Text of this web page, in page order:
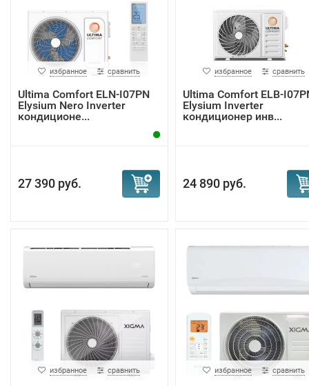
избранное сравнить
Ultima Comfort ELN-I07PN
Elysium Nero Inverter
кондиционе...
27 390 руб.
избранное сравнить
Ultima Comfort ELB-
Elysium Inverter
кондиционер инв...
24 890 руб.
избранное сравнить избранное сравнить